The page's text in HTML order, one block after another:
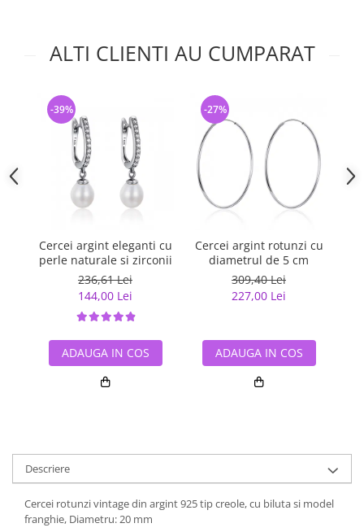
ALTI CLIENTI AU CUMPARAT
Cercei argint eleganti cu
perle naturale si zirconii
236,61 Lei
144,00 Lei
-39%
ADAUGA IN COS
Cercei argint rotunzi cu
diametrul de 5 cm
309,40 Lei
227,00 Lei
-27%
ADAUGA IN COS
Descriere
Cercei rotunzi vintage din argint 925 tip creole, cu biluta si model
franghie, Diametru: 20 mm